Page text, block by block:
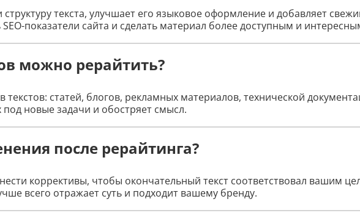
текста, улучшает его языковое оформление и добавляет
показатели сайта и сделать материал более доступным и
можно рерайтить?
текстов: статей, блогов, рекламных материалов, технической
новые задачи и обостряет смысл.
после рерайтинга?
коррективы, чтобы окончательный текст соответствовал вашим
всего отражает суть и подходит вашему бренду.